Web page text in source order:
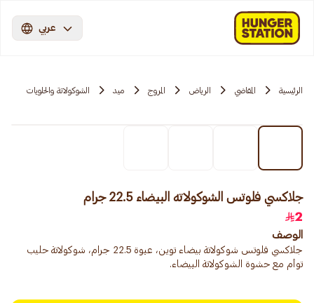
عربي
الرئيسية المقاضي الرياض المروج ميد الشوكولاتة والحلويات
جلاكسي فلوتس الشوكولاته البيضاء 22.5 جرام
2
الوصف
جلاكسي فلوتس شوكولاتة بيضاء توين، عبوة 22.5 جرام، شوكولاتة حليب
توأم مع حشوة الشوكولاتة البيضاء.